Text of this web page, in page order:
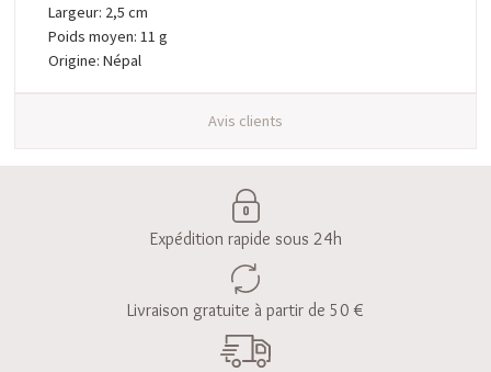
Largeur: 2,5 cm
Poids moyen: 11 g
Origine: Népal
Avis clients
Expédition rapide sous 24h
Livraison gratuite à partir de 50 €